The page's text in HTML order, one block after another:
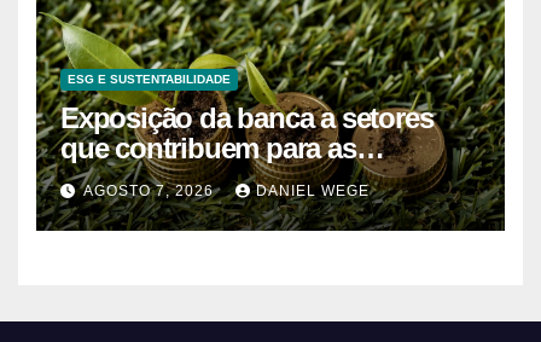
ESG E SUSTENTABILIDADE
Exposição da banca a setores
que contribuem para as
alterações climáticas mantém-se
nos 62%
AGOSTO 7, 2026 DANIEL WEGE